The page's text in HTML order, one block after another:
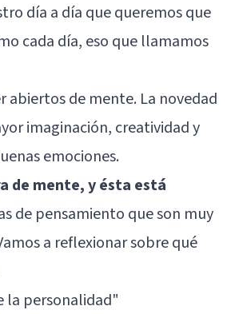
día a día que queremos que
cada día, eso que llamamos
de mente. La novedad
imaginación, creatividad y
emociones.
de mente, y ésta está
de pensamiento que son muy
a reflexionar sobre qué
la personalidad"